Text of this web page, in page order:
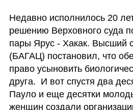
Недавно исполнилось 20
решению Верховного суда
пары Ярус - Хакак. Высший
(БАГАЦ) постановил, что
право усыновить
друга.  И вот спустя два
Пауло и еще десятки
женщин создали